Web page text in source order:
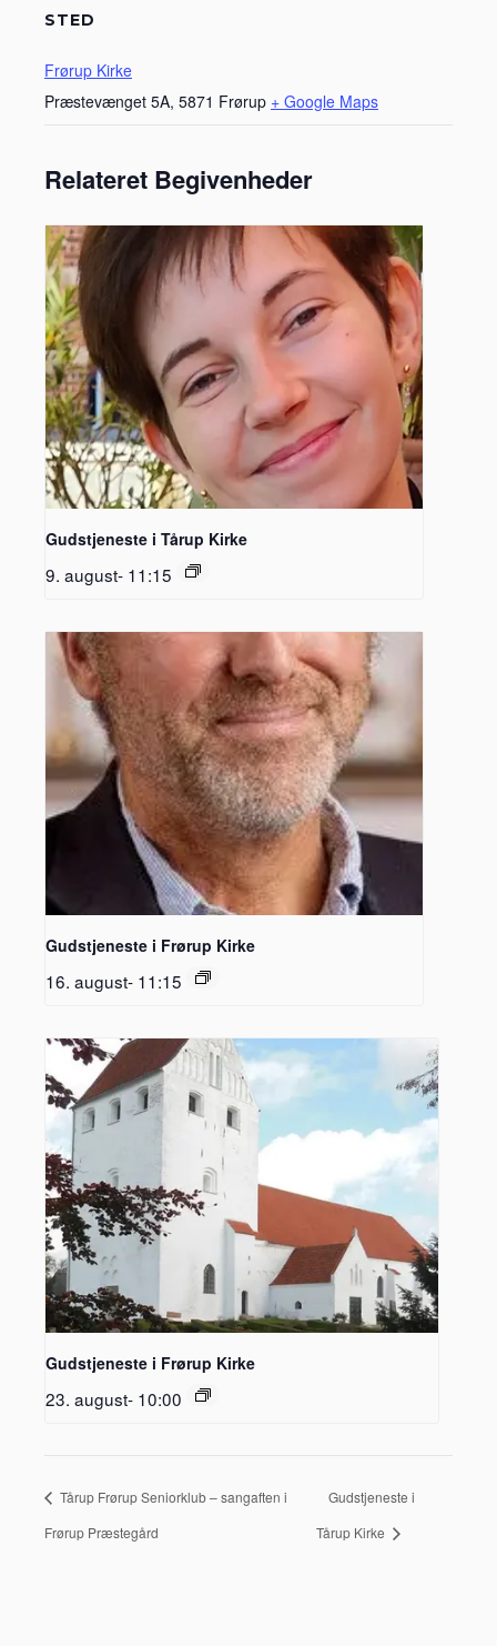
STED
Frørup Kirke
Præstevænget 5A, 5871 Frørup + Google Maps
Relateret Begivenheder
Gudstjeneste i Tårup Kirke
9. august- 11:15
Gudstjeneste i Frørup Kirke
16. august- 11:15
Gudstjeneste i Frørup Kirke
23. august- 10:00
Tårup Frørup Seniorklub – sangaften i
Frørup Præstegård
Gudstjeneste i
Tårup Kirke